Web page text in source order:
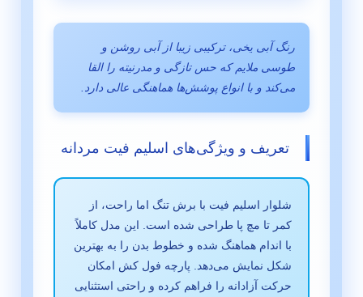
رنگ آبی یخی، ترکیبی زیبا از آبی روشن و
طوسی ملایم که حس تازگی و مدرنیته را القا
می‌کند و با انواع پوشش‌ها هماهنگی عالی دارد.
تعریف و ویژگی‌های اسلیم فیت مردانه
شلوار اسلیم فیت با برش تنگ اما راحت، از
کمر تا مچ پا طراحی شده است. این مدل کاملاً
با اندام هماهنگ شده و خطوط بدن را به بهترین
شکل نمایش می‌دهد. پارچه فول کش امکان
حرکت آزادانه را فراهم کرده و راحتی استثنایی